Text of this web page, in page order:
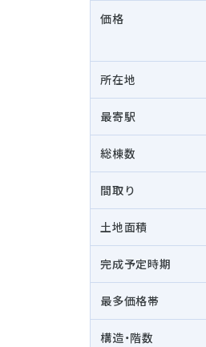
価格
所在地
最寄駅
総棟数
間取り
土地面積
完成予定時期
最多価格帯
構造・階数